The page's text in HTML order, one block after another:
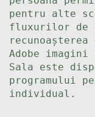
pentru alte
fluxurilor de
Adobe
Sala este
programului
individual.